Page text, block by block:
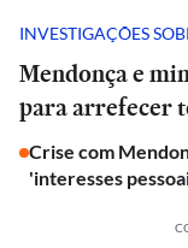
INVESTIGAÇÕES
Mendonça e
para arrefecer
Crise com
'interesses